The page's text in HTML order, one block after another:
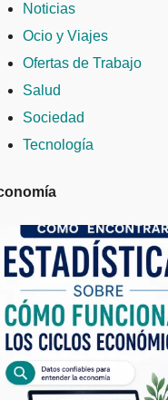
Noticias
Ocio y Viajes
Ofertas de Trabajo
Salud
Sociedad
Tecnología